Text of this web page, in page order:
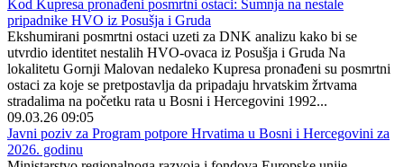
Kod Kupresa pronađeni posmrtni ostaci: Sumnja na nestale
pripadnike HVO iz Posušja i Gruda
Ekshumirani posmrtni ostaci uzeti za DNK analizu kako bi se
utvrdio identitet nestalih HVO-ovaca iz Posušja i Gruda Na
lokalitetu Gornji Malovan nedaleko Kupresa pronađeni su posmrtni
ostaci za koje se pretpostavlja da pripadaju hrvatskim žrtvama
stradalima na početku rata u Bosni i Hercegovini 1992...
09.03.26 09:05
Javni poziv za Program potpore Hrvatima u Bosni i Hercegovini za
2026. godinu